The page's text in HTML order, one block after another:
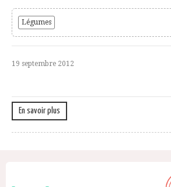
Légumes
19 septembre 2012
En savoir plus